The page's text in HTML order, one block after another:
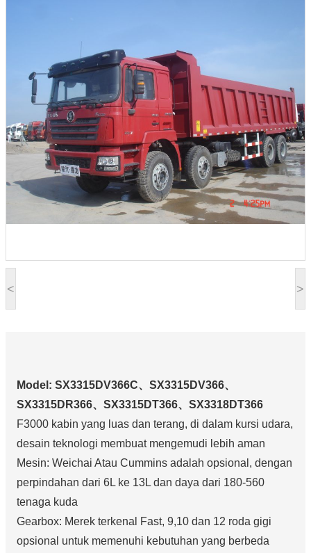
< >
Model: SX3315DV366C、SX3315DV366、
SX3315DR366、SX3315DT366、SX3318DT366
F3000 kabin yang luas dan terang, di dalam kursi udara,
desain teknologi membuat mengemudi lebih aman
Mesin: Weichai Atau Cummins adalah opsional, dengan
perpindahan dari 6L ke 13L dan daya dari 180-560
tenaga kuda
Gearbox: Merek terkenal Fast, 9,10 dan 12 roda gigi
opsional untuk memenuhi kebutuhan yang berbeda